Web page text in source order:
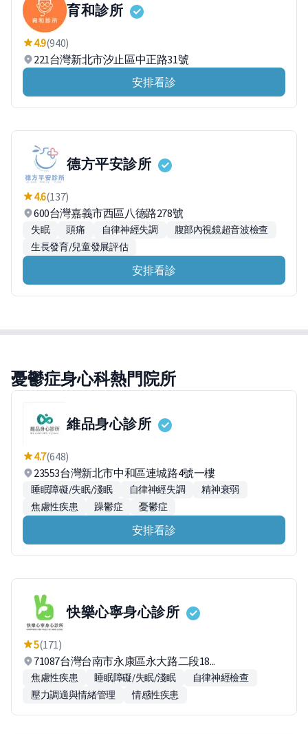
育和診所
4.9(940)
221台灣新北市汐止區中正路31號
安排看診
德方平安診所
4.6(137)
600台灣嘉義市西區八德路278號
失眠 頭痛 自律神經失調
腹部內視鏡超音波檢查
生長發育/兒童發展評估
安排看診
憂鬱症身心科熱門院所
維品身心診所
4.7(648)
23553台灣新北市中和區連城路4號一樓
睡眠障礙/失眠/淺眠 自律神經失調
精神衰弱
焦慮性疾患
躁鬱症 憂鬱症
安排看診
快樂心寧身心診所
5(171)
71087台灣台南市永康區永大路二段18...
焦慮性疾患 睡眠障礙/失眠/淺眠
自律神經檢查
壓力調適與情緒管理
情感性疾患